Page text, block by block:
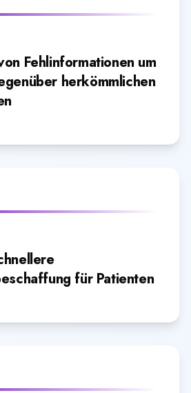
Fehlinformationen um
herkömmlichen
für Patienten